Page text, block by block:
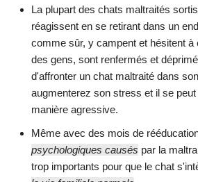
La plupart des chats maltraités
réagissent en se retirant dans un
comme sûr, y campent et hésitent à
des gens, sont renfermés et
d'affronter un chat maltraité dans
augmenterez son stress et il se
manière agressive.
Même avec des mois de
psychologiques causés par la
trop importants pour que le chat